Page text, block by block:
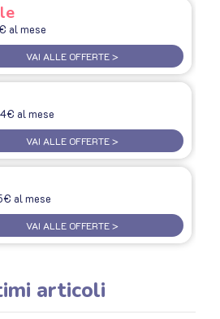
al mese
VAI ALLE OFFERTE >
al mese
VAI ALLE OFFERTE >
al mese
VAI ALLE OFFERTE >
articoli